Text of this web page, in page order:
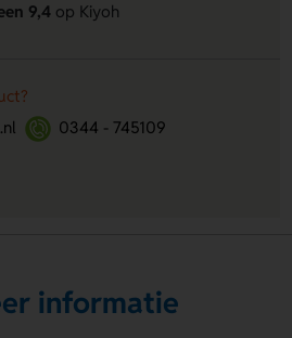
9,4op Kiyoh
0344 - 745109
informatie